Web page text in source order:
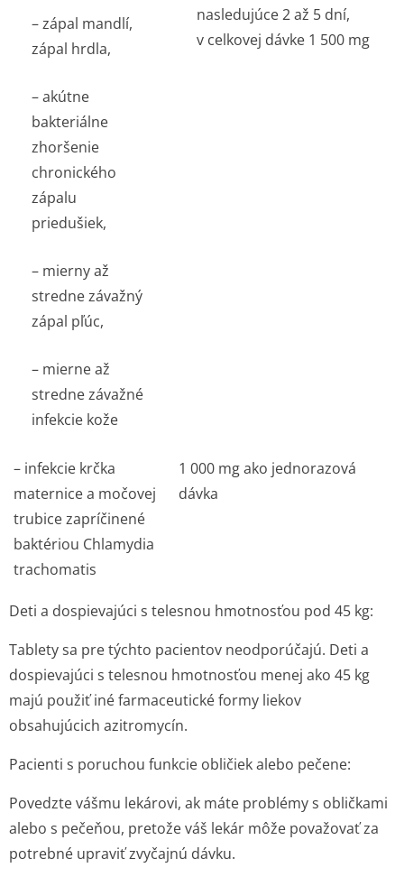
– zápal mandlí,
zápal hrdla,
– akútne
bakteriálne
zhoršenie
chronického
zápalu
priedušiek,
– mierny až
stredne závažný
zápal pľúc,
– mierne až
stredne závažné
infekcie kože
nasledujúce 2 až 5 dní,
v celkovej dávke 1 500 mg
– infekcie krčka
maternice a močovej
trubice zapríčinené
baktériou Chlamydia
trachomatis
1 000 mg ako jednorazová
dávka
Deti a dospievajúci s telesnou hmotnosťou pod 45 kg:
Tablety sa pre týchto pacientov neodporúčajú. Deti a
dospievajúci s telesnou hmotnosťou menej ako 45 kg
majú použiť iné farmaceutické formy liekov
obsahujúcich azitromycín.
Pacienti s poruchou funkcie obličiek alebo pečene:
Povedzte vášmu lekárovi, ak máte problémy s obličkami
alebo s pečeňou, pretože váš lekár môže považovať za
potrebné upraviť zvyčajnú dávku.